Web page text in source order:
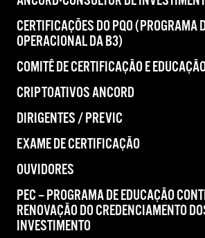
CERTIFICAÇÕES DO PQO (PROGRAMA
OPERACIONAL DA B3)
COMITÊ DE CERTIFICAÇÃO E
CRIPTOATIVOS ANCORD
DIRIGENTES / PREVIC
EXAME DE CERTIFICAÇÃO
OUVIDORES
PEC – PROGRAMA DE EDUCAÇÃO
RENOVAÇÃO DO CREDENCIAMENTO
INVESTIMENTO